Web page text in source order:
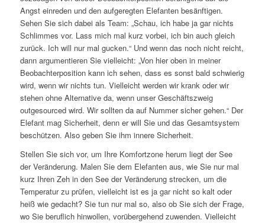
Angst einreden und den aufgeregten Elefanten besänftigen.
Sehen Sie sich dabei als Team: „Schau, ich habe ja gar nichts
Schlimmes vor. Lass mich mal kurz vorbei, ich bin auch gleich
zurück. Ich will nur mal gucken.“ Und wenn das noch nicht reicht,
dann argumentieren Sie vielleicht: „Von hier oben in meiner
Beobachterposition kann ich sehen, dass es sonst bald schwierig
wird, wenn wir nichts tun. Vielleicht werden wir krank oder wir
stehen ohne Alternative da, wenn unser Geschäftszweig
outgesourced wird. Wir sollten da auf Nummer sicher gehen.“ Der
Elefant mag Sicherheit, denn er will Sie und das Gesamtsystem
beschützen. Also geben Sie ihm innere Sicherheit.
Stellen Sie sich vor, um Ihre Komfortzone herum liegt der See
der Veränderung. Malen Sie dem Elefanten aus, wie Sie nur mal
kurz Ihren Zeh in den See der Veränderung strecken, um die
Temperatur zu prüfen, vielleicht ist es ja gar nicht so kalt oder
heiß wie gedacht? Sie tun nur mal so, also ob Sie sich der Frage,
wo Sie beruflich hinwollen, vorübergehend zuwenden. Vielleicht